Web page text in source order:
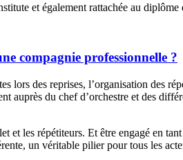
et également rattachée au
compagnie professionnelle ?
lors des reprises, l’organisation des
du chef d’orchestre et des
et les répétiteurs. Et être engagé en
un véritable pilier pour tous les